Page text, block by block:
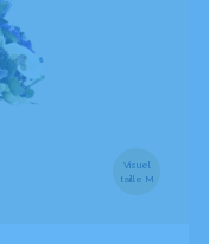
Visuel
taille M